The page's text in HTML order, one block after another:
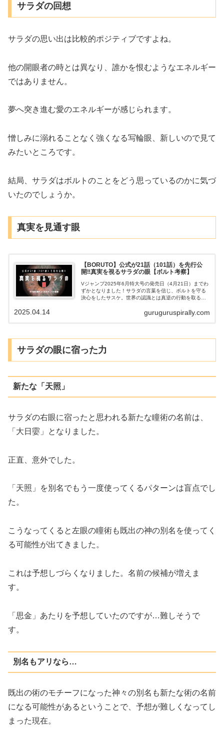
サラダの回想
サラダの思い出は比較的ポジティブですよね。
他の開眼者の時とは異なり、誰かを恨むようなエネルギー
ではありません。
夢へ突き進む愛のエネルギーが感じられます。
憎しみに溺れることなく強くなる写輪眼、新しいので見て
みたいところです。
結局、サラダはボルトのことをどう思っているのかに気づ
いたのでしょうか。
真実を見通す眼
【BORUTO】公式が21話（101話）を先行公
開‼真実を視るサラダの眼【ボルト考察】
Vジャンプ2025年6月特大号の発売日（4月21日）までわ
ずかとなりました！サラダの言葉を信じ、ボルトを守る
決心をしたサスケ。世界の認識とは真逆の行動を取るに
サスケは、彼女の眼に隠された力の重要性を予感しま
guruguruspirally.com
2025.04.14
サラダの眼に宿った力
新たな「天照」
サラダの右眼に宿ったと思われる新たな瞳術の名前は、
「大日孁」となりました。
正直、意外でした。
「天照」を別名でもう一度使ってくるパターンは盲点でし
た。
こうなってくると左眼の瞳術も既出の神の別名を使ってく
る可能性が出てきました。
これは予想しづらくなりました。名前の候補が増えま
す。
「思金」あたりを予想していたのですが…難しそうで
す。
別名もアリなら…
既出の術のモチーフになった神々の別名も新たな術の名前
になる可能性があるということで、予想が難しくなってし
まった現在。